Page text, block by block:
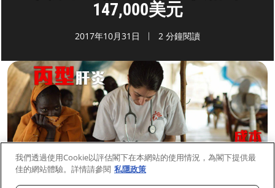
147,000美元
2017年10月31日 2 分鐘閱讀
我們透過使用Cookie以評估閣下在本網站的使用情況，為閣下提供最
佳的網站體驗。詳情請參閱 私隱政策